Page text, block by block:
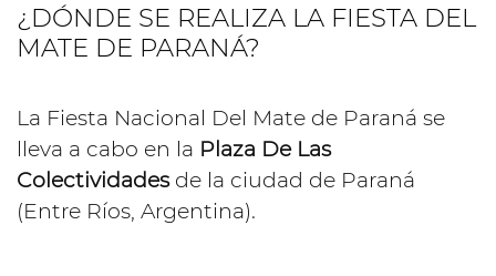
¿DÓNDE SE REALIZA LA FIESTA DEL
MATE DE PARANÁ?
La Fiesta Nacional Del Mate de Paraná se
lleva a cabo en la Plaza De Las
Colectividadesde la ciudad de Paraná
(Entre Ríos, Argentina).